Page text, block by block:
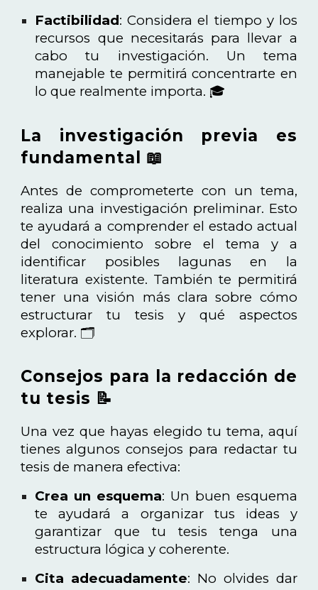
Factibilidad: Considera el tiempo y los
recursos que necesitarás para llevar a
cabo tu investigación. Un tema
manejable te permitirá concentrarte en
lo que realmente importa. 🎓
La investigación previa es
fundamental 📖
Antes de comprometerte con un tema,
realiza una investigación preliminar. Esto
te ayudará a comprender el estado actual
del conocimiento sobre el tema y a
identificar posibles lagunas en la
literatura existente. También te permitirá
tener una visión más clara sobre cómo
estructurar tu tesis y qué aspectos
explorar. 🗂️
Consejos para la redacción de
tu tesis 📝
Una vez que hayas elegido tu tema, aquí
tienes algunos consejos para redactar tu
tesis de manera efectiva:
Crea un esquema: Un buen esquema
te ayudará a organizar tus ideas y
garantizar que tu tesis tenga una
estructura lógica y coherente.
Cita adecuadamente: No olvides dar